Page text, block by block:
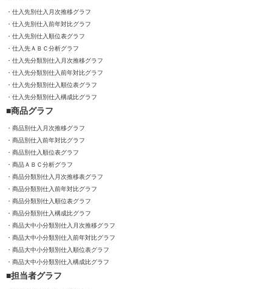
仕入先別仕入月次推移グラフ
仕入先別仕入前年対比グラフ
仕入先別仕入順位表グラフ
仕入先ＡＢＣ分析グラフ
仕入先分類別仕入月次推移グラフ
仕入先分類別仕入前年対比グラフ
仕入先分類別仕入順位表グラフ
仕入先分類別仕入構成比グラフ
商品グラフ
商品別仕入月次推移グラフ
商品別仕入前年対比グラフ
商品別仕入順位表グラフ
商品ＡＢＣ分析グラフ
商品分類別仕入月次推移表グラフ
商品分類別仕入前年対比グラフ
商品分類別仕入順位表グラフ
商品分類別仕入構成比グラフ
商品大中小分類別仕入月次推移グラフ
商品大中小分類別仕入前年対比グラフ
商品大中小分類別仕入順位表グラフ
商品大中小分類別仕入構成比グラフ
担当者グラフ